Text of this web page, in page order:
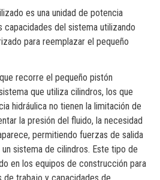
es una unidad de potencia
capacidades del sistema utilizando
para reemplazar el pequeño
recorre el pequeño pistón
que utiliza cilindros, los que
hidráulica no tienen la limitación de
la presión del fluido, la necesidad
permitiendo fuerzas de salida
sistema de cilindros. Este tipo de
en los equipos de construcción para
de trabajo y capacidades de